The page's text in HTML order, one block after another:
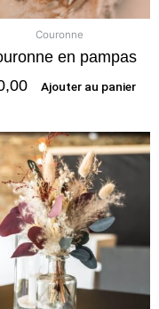
Couronne
en pampas
Ajouter au panier